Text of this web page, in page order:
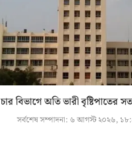
চার বিভাগে অতি ভারী বৃষ্টিপাতের
সর্বশেষ সম্পাদনা: ৬ আগস্ট ২০২৬,